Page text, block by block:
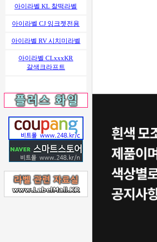
아이라벨 KL 찰떡라벨
아이라벨 CJ 잉크젯전용
아이라벨 RV 시치미라벨
아이라벨 CLxxxKR
갈색크라프트